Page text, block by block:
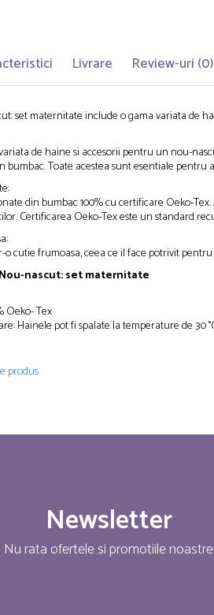
Livrare Review-uri (0)
set maternitate include o gama variata de
de haine si accesorii pentru un nou-
bumbac. Toate acestea sunt esentiale
din bumbac 100% cu certificare Oeko-
Certificarea Oeko-Tex este un standard
o cutie frumoasa, ceea ce il face potrivit
nascut: set maternitate
Oeko- Tex
Hainele pot fi spalate la temperature de
produs
Newsletter
Nu rata ofertele si promotiile noastre